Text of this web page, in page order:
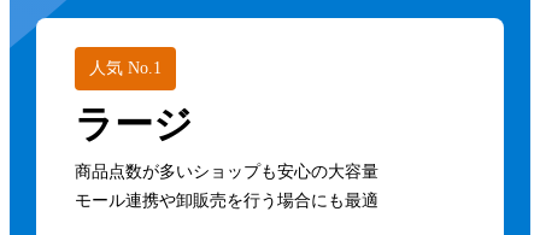
人気 No.1
ラージ
商品点数が多いショップも安心の大容量
モール連携や卸販売を行う場合にも最適